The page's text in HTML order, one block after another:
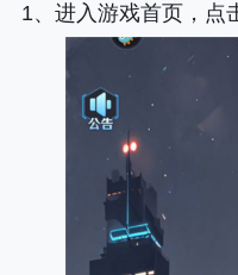
1、进入游戏首页，点